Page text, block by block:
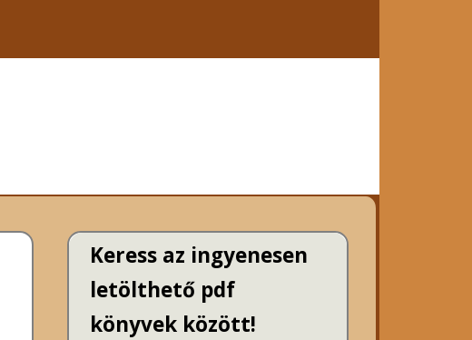
Keress az ingyenesen
letölthető pdf
könyvek között!